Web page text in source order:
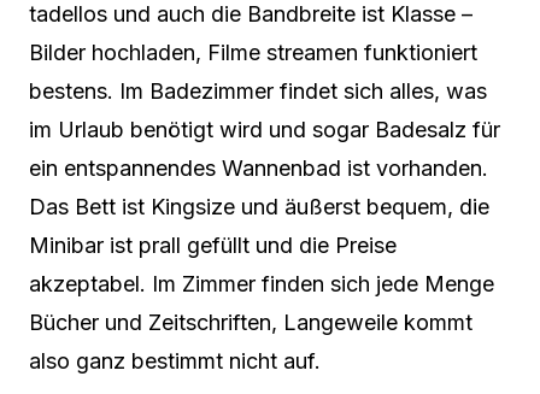
tadellos und auch die Bandbreite ist Klasse –
Bilder hochladen, Filme streamen funktioniert
bestens. Im Badezimmer findet sich alles, was
im Urlaub benötigt wird und sogar Badesalz für
ein entspannendes Wannenbad ist vorhanden.
Das Bett ist Kingsize und äußerst bequem, die
Minibar ist prall gefüllt und die Preise
akzeptabel. Im Zimmer finden sich jede Menge
Bücher und Zeitschriften, Langeweile kommt
also ganz bestimmt nicht auf.